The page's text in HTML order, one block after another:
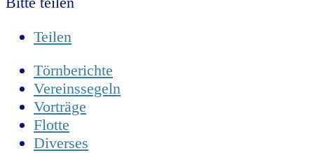
Teilen
Törnberichte
Vereinssegeln
Vorträge
Flotte
Diverses